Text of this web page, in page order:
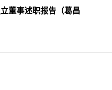
董事述职报告（葛昌